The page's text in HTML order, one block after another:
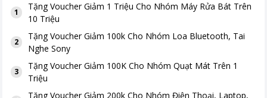
1
TặngVoucher Giảm 1 Triệu Cho Nhóm Máy Rửa Bát Trên
10 Triệu
2
TặngVoucher Giảm 100k Cho Nhóm Loa Bluetooth, Tai
Nghe Sony
3
TặngVoucher Giảm 100K Cho Nhóm Quạt Mát Trên 1
Triệu
TặngVoucher Giảm 200k Cho Nhóm Điện Thoại, Laptop,